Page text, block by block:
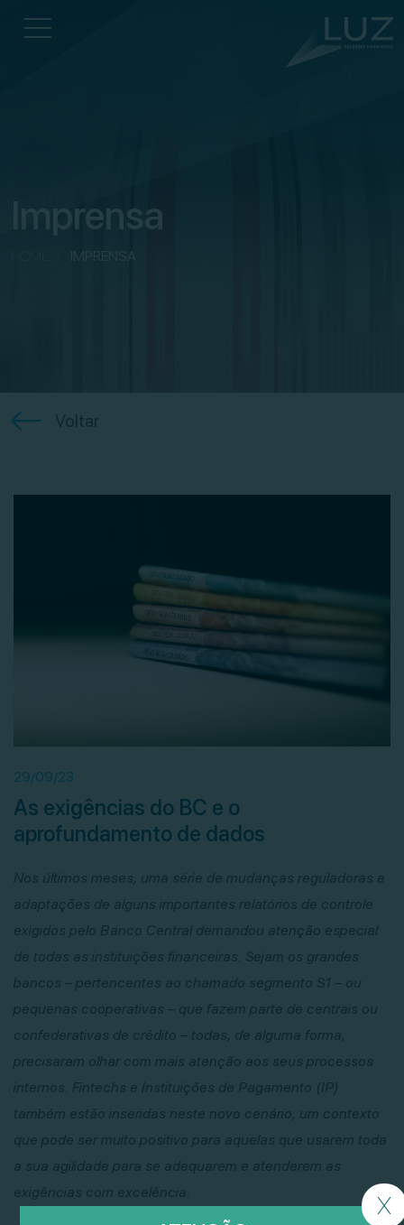
X
Imprensa
IMPRENSA
Voltar
29/09/23
As exigências do BC e o
aprofundamento de dados
Nos últimos meses, uma série de mudanças reguladoras e
adaptações de alguns importantes relatórios de controle
exigidos pelo Banco Central demandou atenção especial
de todas as instituições financeiras. Sejam os grandes
bancos – pertencentes ao chamado segmento S1 – ou
pequenas cooperativas – que fazem parte de centrais ou
confederativas de crédito – todas, de alguma forma,
precisaram olhar com mais atenção aos seus processos
internos. Fintechs e Instituições de Pagamento (IP)
também estão inseridas neste novo cenário, um contexto
que pode ser muito positivo para aquelas que usarem toda
a sua agilidade para se adequarem e atenderem as
exigências com excelência.